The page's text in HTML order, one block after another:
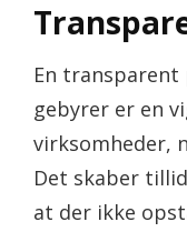
En
gebyrer er en
virksomheder,
Det skaber
at der ikke